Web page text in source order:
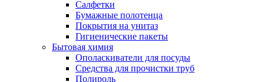
Салфетки
Бумажные полотенца
Покрытия на унитаз
Гигиенические пакеты
Бытовая химия
Ополаскиватели для посуды
Средства для прочистки труб
Полироль